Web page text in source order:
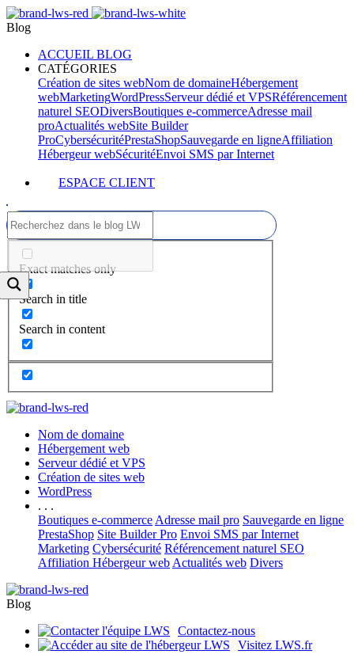
Blog
ACCUEIL BLOG
CATÉGORIES
Création de sites webNom de domaineHébergement
webMarketingWordPressServeur dédié et VPSRéférencement
naturel SEODiversBoutiques e-commerceAdresse mail
proActualités webSite Builder
ProCybersécuritéPrestaShopSauvegarde en ligneAffiliation
Hébergeur webSécuritéEnvoi SMS par Internet
ESPACE CLIENT
Exact matches only
Search in title
Search in content
Nom de domaine
Hébergement web
Serveur dédié et VPS
Création de sites web
WordPress
. . .
Boutiques e-commerce Adresse mail pro Sauvegarde en ligne
PrestaShop Site Builder Pro Envoi SMS par Internet
Marketing Cybersécurité Référencement naturel SEO
Affiliation Hébergeur web Actualités web Divers
Blog
Contactez-nous
Visitez LWS.fr